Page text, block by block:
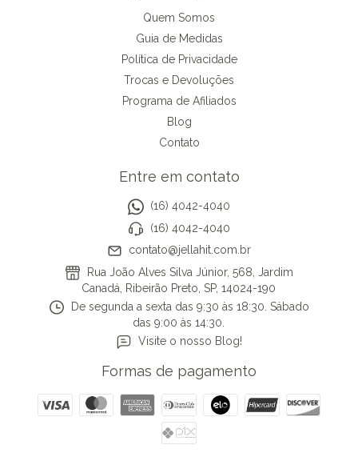
Quem Somos
Guia de Medidas
Política de Privacidade
Trocas e Devoluções
Programa de Afiliados
Blog
Contato
Entre em contato
(16) 4042-4040
(16) 4042-4040
contato@jellahit.com.br
Rua João Alves Silva Júnior, 568, Jardim
Canadá, Ribeirão Preto, SP, 14024-190
De segunda a sexta das 9:30 às 18:30. Sábado
das 9:00 às 14:30.
Visite o nosso Blog!
Formas de pagamento